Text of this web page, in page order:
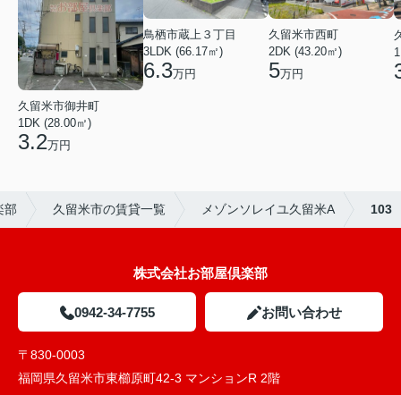
久留米市御井町
1DK (28.00㎡)
3.2万円
鳥栖市蔵上３丁目
3LDK (66.17㎡)
6.3万円
久留米市西町
2DK (43.20㎡)
5万円
部 久留米市の賃貸一覧 メゾンソレイユ久留米A 103
株式会社お部屋倶楽部
0942-34-7755 お問い合わせ
〒830-0003
福岡県久留米市東櫛原町42-3 マンションR 2階